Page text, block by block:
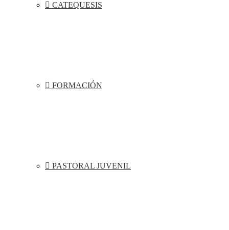
CATEQUESIS
FORMACIÓN
PASTORAL JUVENIL